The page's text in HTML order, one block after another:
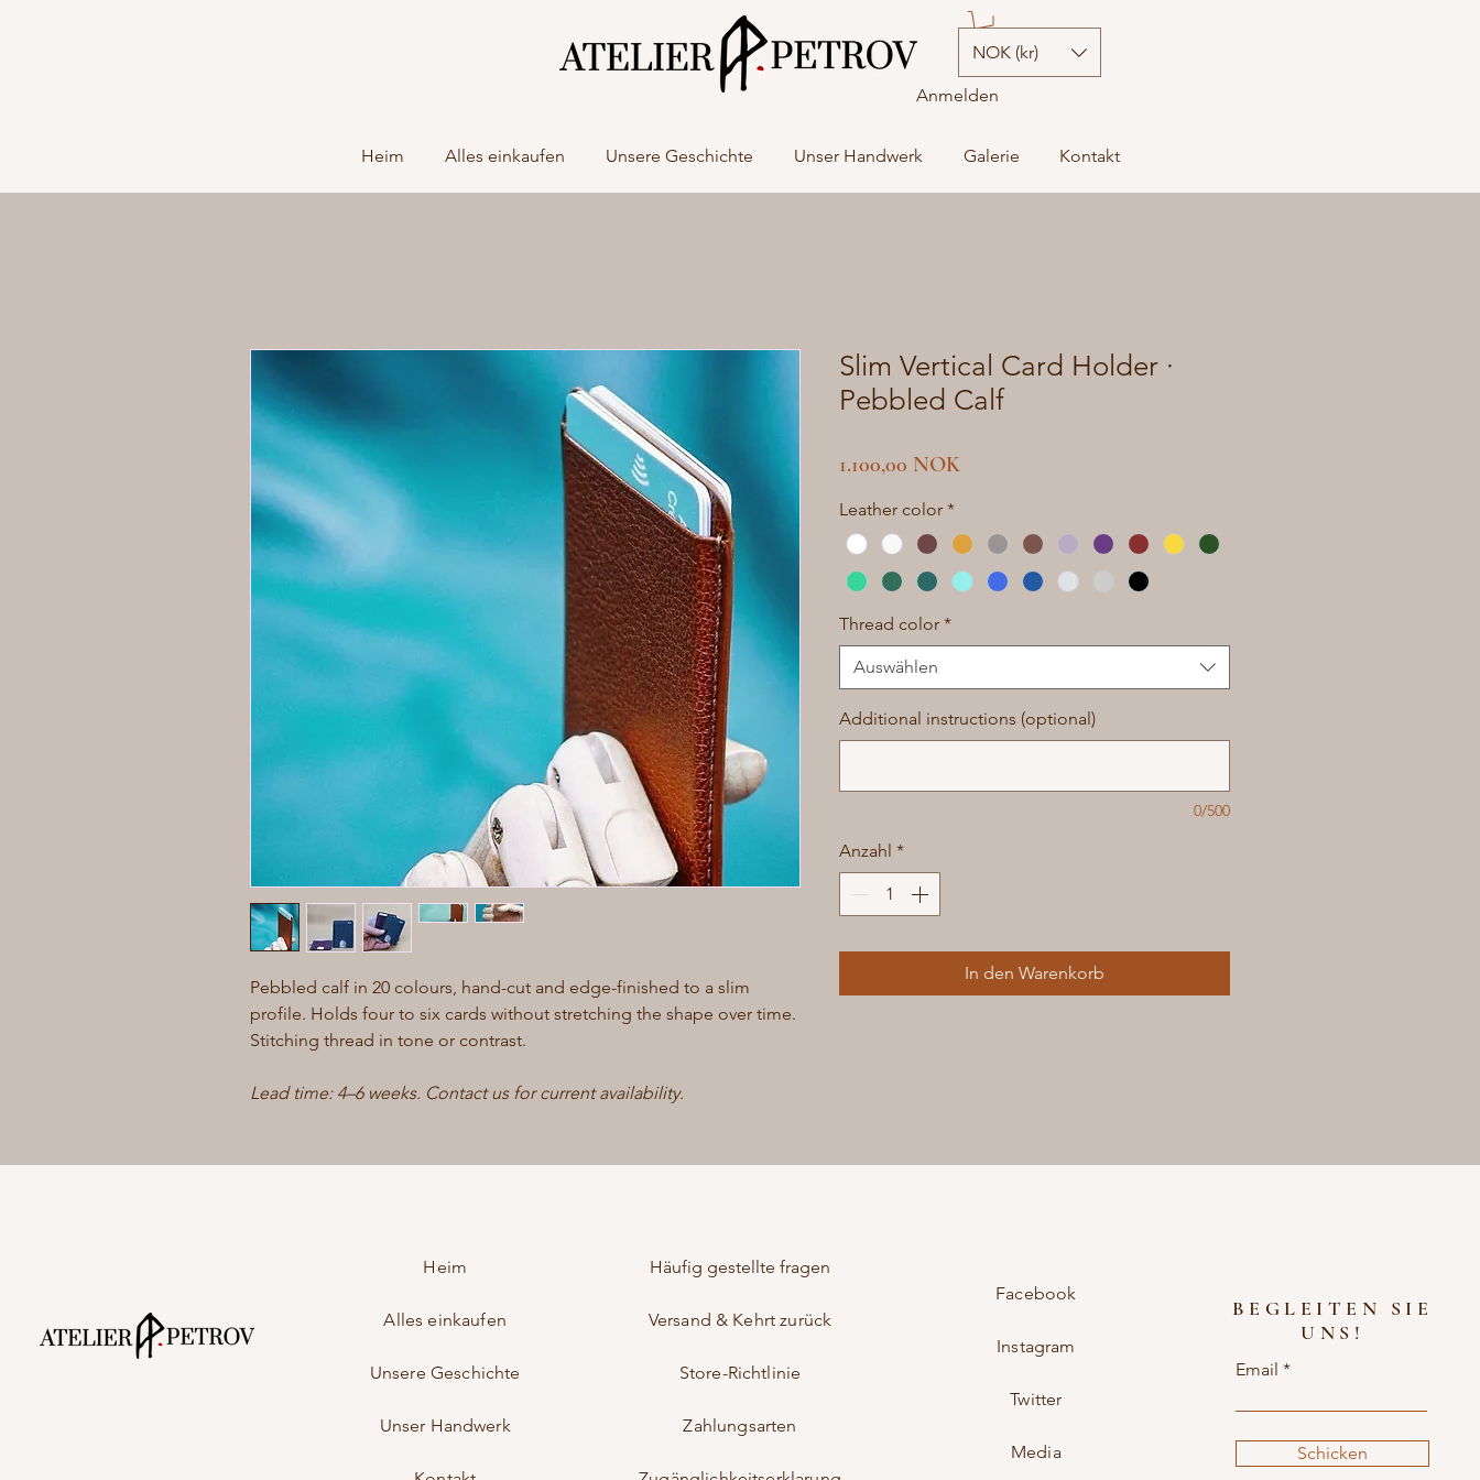
Anmelden
NOK (kr)
Heim Alles einkaufen Unsere Geschichte Unser Handwerk Galerie Kontakt
Pebbled calf in 20 colours, hand-cut and edge-finished to a slim
profile. Holds four to six cards without stretching the shape over time.
Stitching thread in tone or contrast.
Lead time: 4–6 weeks. Contact us for current availability.
Slim Vertical Card Holder ·
Pebbled Calf
1.100,00 NOK
Leather color *
Thread color *
Auswählen
Additional instructions (optional)
0/500
Anzahl *
In den Warenkorb
Heim
Alles einkaufen
Unsere Geschichte
Unser Handwerk
Häufig gestellte fragen
Versand & Kehrt zurück
Store-Richtlinie
Zahlungsarten
Facebook
Instagram
Twitter
Media
BEGLEITEN SIE
UNS!
Email
Schicken